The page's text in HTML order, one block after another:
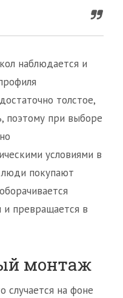
наблюдается и
толстое,
поэтому при выборе
условиями в
покупают
и превращается в
монтаж
случается на фоне